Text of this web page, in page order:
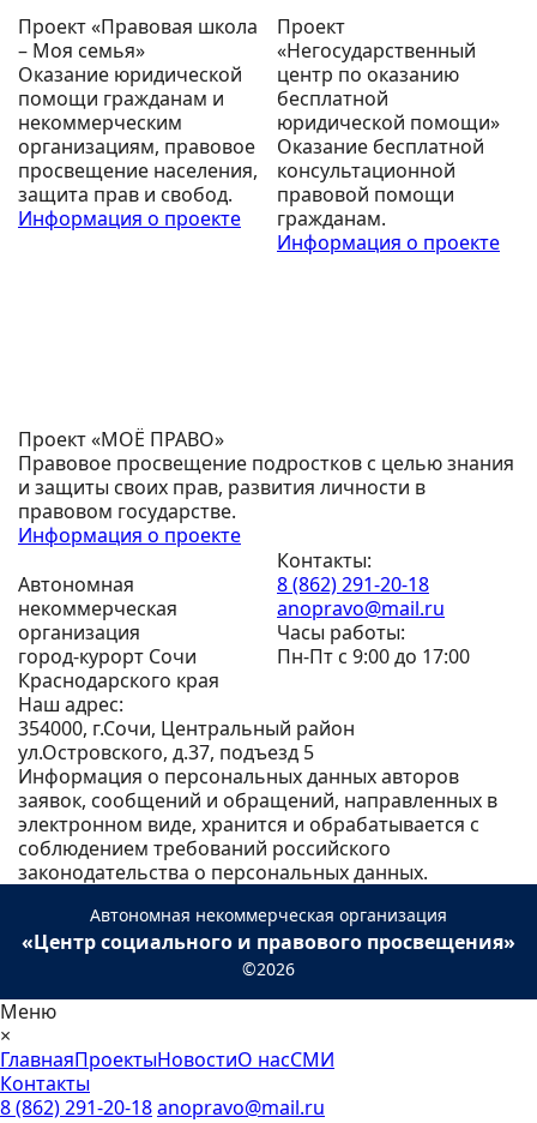
Проект «Правовая школа
– Моя семья»
Оказание юридической
помощи гражданам и
некоммерческим
организациям, правовое
просвещение населения,
защита прав и свобод.
Информация о проекте
Проект
«Негосударственный
центр по оказанию
бесплатной
юридической помощи»
Оказание бесплатной
консультационной
правовой помощи
гражданам.
Информация о проекте
Проект «МОЁ ПРАВО»
Правовое просвещение подростков с целью знания
и защиты своих прав, развития личности в
правовом государстве.
Информация о проекте
Автономная
некоммерческая
организация
город-курорт Сочи
Краснодарского края
Контакты:
8 (862) 291-20-18
anopravo@mail.ru
Часы работы:
Пн-Пт с 9:00 до 17:00
Наш адрес:
354000, г.Сочи, Центральный район
ул.Островского, д.37, подъезд 5
Информация о персональных данных авторов
заявок, сообщений и обращений, направленных в
электронном виде, хранится и обрабатывается с
соблюдением требований российского
законодательства о персональных данных.
Автономная некоммерческая организация
«Центр социального и правового просвещения»
©2026
Меню
×
ГлавнаяПроектыНовостиО насСМИ
Контакты
8 (862) 291-20-18anopravo@mail.ru